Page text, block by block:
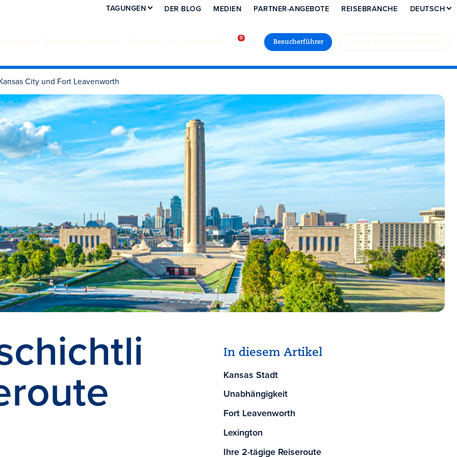
Besucherführer
TAGUNGEN DER BLOG MEDIEN PARTNER-ANGEBOTE REISEBRANCHE DEUTSCH
City und Fort Leavenworth
In diesem Artikel
Kansas Stadt
Unabhängigkeit
Fort Leavenworth
Lexington
Ihre 2-tägige Reiseroute